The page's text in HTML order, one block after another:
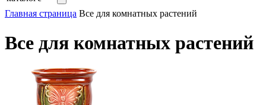
Главная страница Все для комнатных растений
Все для комнатных растений